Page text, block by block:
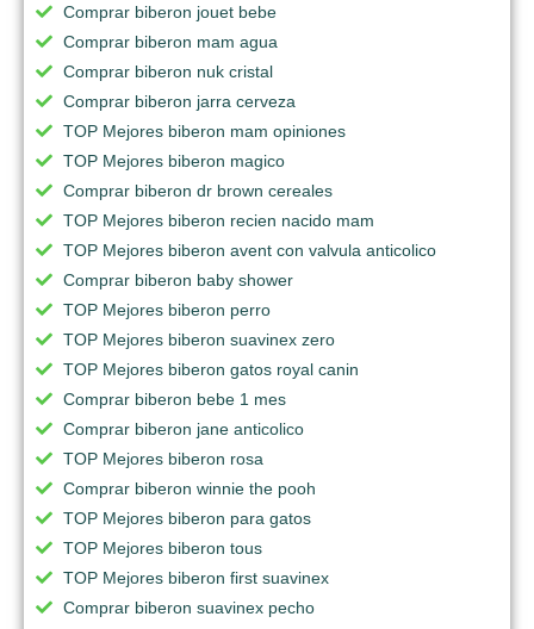
Comprar biberon jouet bebe
Comprar biberon mam agua
Comprar biberon nuk cristal
Comprar biberon jarra cerveza
TOP Mejores biberon mam opiniones
TOP Mejores biberon magico
Comprar biberon dr brown cereales
TOP Mejores biberon recien nacido mam
TOP Mejores biberon avent con valvula anticolico
Comprar biberon baby shower
TOP Mejores biberon perro
TOP Mejores biberon suavinex zero
TOP Mejores biberon gatos royal canin
Comprar biberon bebe 1 mes
Comprar biberon jane anticolico
TOP Mejores biberon rosa
Comprar biberon winnie the pooh
TOP Mejores biberon para gatos
TOP Mejores biberon tous
TOP Mejores biberon first suavinex
Comprar biberon suavinex pecho